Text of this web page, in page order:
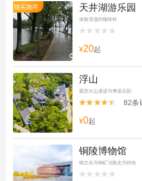
随买随用 天井湖游乐园
体验浪漫的咖啡杯


¥20起
浮山
观赏火山遗迹与摩崖石刻

 82条
¥0起
铜陵博物馆
铜文化与铜矿冶炼史为特色

